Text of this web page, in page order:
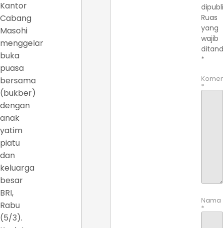
Kantor
Cabang
Masohi
menggelar
buka
puasa
bersama
(bukber)
dengan
anak
yatim
piatu
dan
keluarga
besar
BRI,
Rabu
(5/3).
Ruas
yang
wajib
*
*
Nama
*